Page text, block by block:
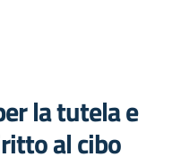
la tutela e
al cibo